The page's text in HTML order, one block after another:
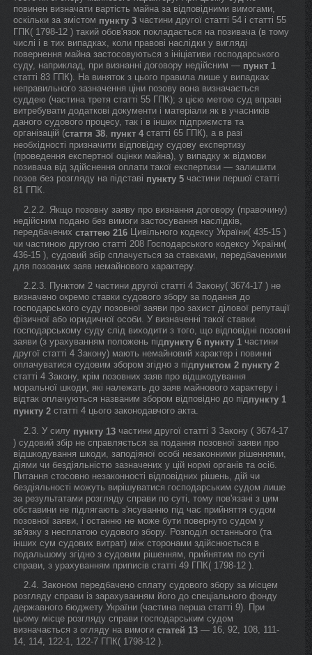
повинен визначати вартість майна за відповідними вимогами,
оскільки за змістом пункту 3 частини другої статті 54 і статті 55
ГПК( 1798-12 ) такий обов'язок покладається на позивача (в тому
числі і в тих випадках, коли правові наслідки у вигляді
повернення майна застосовуються з ініціативи господарського
суду, наприклад, при визнанні договору недійсним — пункт 1
статті 83 ГПК). На виняток з цього правила лише у випадках
неправильного зазначення ціни позову вона визначається
суддею (частина третя статті 55 ГПК); з цією метою суд вправі
витребувати додаткові документи і матеріали як в учасників
даного судового процесу, так і в інших підприємств та
організацій (стаття 38, пункт 4 статті 65 ГПК), а в разі
необхідності призначити відповідну судову експертизу
(проведення експертної оцінки майна), у випадку ж відмови
позивача від здійснення оплати такої експертизи — залишити
позов без розгляду на підставі пункту 5 частини першої статті
81 ГПК.
2.2.2. Якщо позовну заяву про визнання договору (правочину)
недійсним подано без вимоги застосування наслідків,
передбачених статтею 216 Цивільного кодексу України( 435-15 )
чи частиною другою статті 208 Господарського кодексу України(
436-15 ), судовий збір сплачується за ставками, передбаченими
для позовних заяв немайнового характеру.
2.2.3. Пунктом 2 частини другої статті 4 Закону( 3674-17 ) не
визначено окремо ставки судового збору за подання до
господарського суду позовної заяви про захист ділової репутації
фізичної або юридичної особи. У визначенні такої ставки
господарському суду слід виходити з того, що відповідні позовні
заяви (з урахуванням положень підпункту 6 пункту 1 частини
другої статті 4 Закону) мають немайновий характер і повинні
оплачуватися судовим збором згідно з підпунктом 2 пункту 2
статті 4 Закону, крім позовних заяв про відшкодування
моральної шкоди, які належать до заяв майнового характеру і
відтак оплачуються названим збором відповідно до підпункту 1
пункту 2 статті 4 цього законодавчого акта.
2.3. У силу пункту 13 частини другої статті 3 Закону ( 3674-17
) судовий збір не справляється за подання позовної заяви про
відшкодування шкоди, заподіяної особі незаконними рішеннями,
діями чи бездіяльністю зазначених у цій нормі органів та осіб.
Питання стосовно незаконності відповідних рішень, дій чи
бездіяльності можуть вирішуватися господарським судом лише
за результатами розгляду справи по суті, тому пов'язані з цим
обставини не підлягають з'ясуванню під час прийняття судом
позовної заяви, і останню не може бути повернуто судом у
зв'язку з несплатою судового збору. Розподіл останнього (та
інших сум судових витрат) між сторонами здійснюється в
подальшому згідно з судовим рішенням, прийнятим по суті
справи, з урахуванням приписів статті 49 ГПК( 1798-12 ).
2.4. Законом передбачено сплату судового збору за місцем
розгляду справи із зарахуванням його до спеціального фонду
державного бюджету України (частина перша статті 9). При
цьому місце розгляду справи господарським судом
визначається з огляду на вимоги статей 13 — 16, 92, 108, 111-
14, 114, 122-1, 122-7 ГПК( 1798-12 ).